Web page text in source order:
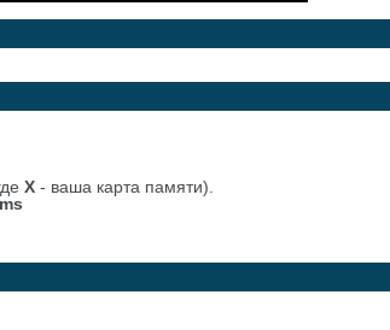
Х - ваша карта памяти).